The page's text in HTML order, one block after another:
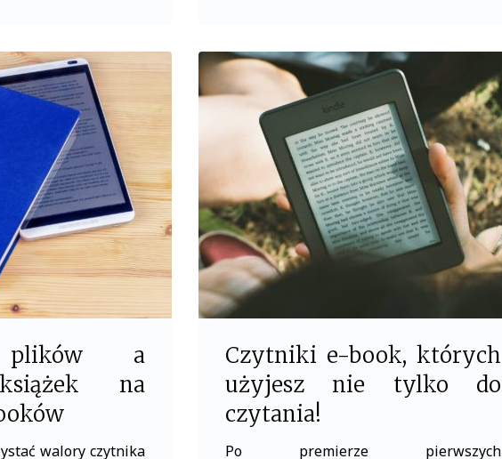
c
e
k
i
t
e
r
plików a
na
walory czytnika
Czytniki e-book, których
użyjesz nie tylko do
czytania!
Po premierze pierwszych